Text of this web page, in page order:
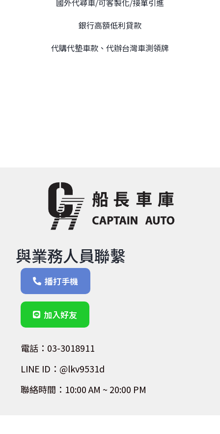
國外代尋車/可客製化/接單引進
銀行高額低利貸款
代購代墊車款、代辦台灣車測領牌
與業務人員聯繫
播打手機
加入好友
電話：03-3018911
LINE ID：@lkv9531d
聯絡時間：10:00 AM ~ 20:00 PM